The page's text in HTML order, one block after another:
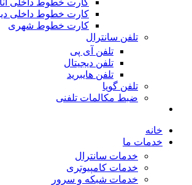
کارت خطوط داخلی
کارت خطوط داخلی
کارت خطوط شهری
تلفن سانترال
تلفن آی پی
تلفن دیجیتال
تلفن هایبرید
تلفن گویا
ضبط مکالمات تلفنی
خانه
خدمات ما
خدمات سانترال
خدمات کامپیوتری
خدمات شبکه و سرور